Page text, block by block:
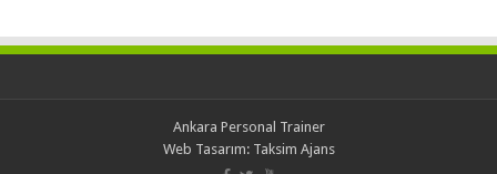
Ankara Personal Trainer
Web Tasarım: Taksim Ajans